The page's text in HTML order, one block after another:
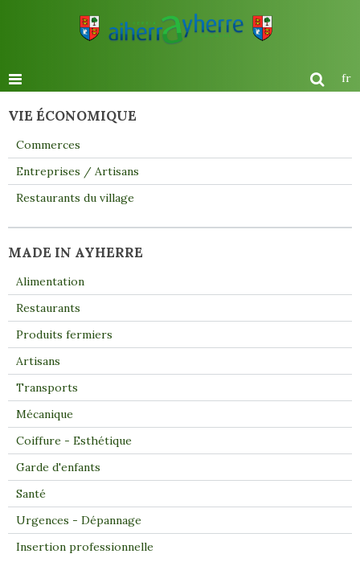
fr
VIE ÉCONOMIQUE
Commerces
Entreprises / Artisans
Restaurants du village
MADE IN AYHERRE
Alimentation
Restaurants
Produits fermiers
Artisans
Transports
Mécanique
Coiffure - Esthétique
Garde d'enfants
Santé
Urgences - Dépannage
Insertion professionnelle